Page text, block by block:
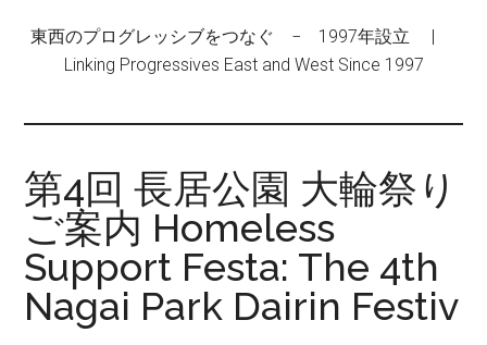
東西のプログレッシブをつなぐ − 1997年設立 |
Linking Progressives East and West Since 1997
第4回 長居公園 大輪祭り
ご案内 Homeless
Support Festa: The 4th
Nagai Park Dairin Festiv